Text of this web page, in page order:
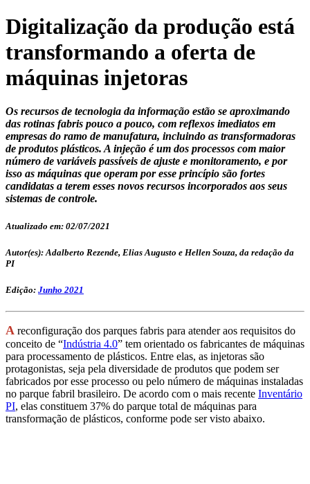
Digitalização da produção está
transformando a oferta de
máquinas injetoras
Os recursos de tecnologia da informação estão se aproximando
das rotinas fabris pouco a pouco, com reflexos imediatos em
empresas do ramo de manufatura, incluindo as transformadoras
de produtos plásticos. A injeção é um dos processos com maior
número de variáveis passíveis de ajuste e monitoramento, e por
isso as máquinas que operam por esse princípio são fortes
candidatas a terem esses novos recursos incorporados aos seus
sistemas de controle.
Atualizado em: 02/07/2021
Autor(es): Adalberto Rezende, Elias Augusto e Hellen Souza, da redação da
PI
Edição: Junho 2021
A reconfiguração dos parques fabris para atender aos requisitos do
conceito de “Indústria 4.0” tem orientado os fabricantes de máquinas
para processamento de plásticos. Entre elas, as injetoras são
protagonistas, seja pela diversidade de produtos que podem ser
fabricados por esse processo ou pelo número de máquinas instaladas
no parque fabril brasileiro. De acordo com o mais recente Inventário
PI, elas constituem 37% do parque total de máquinas para
transformação de plásticos, conforme pode ser visto abaixo.